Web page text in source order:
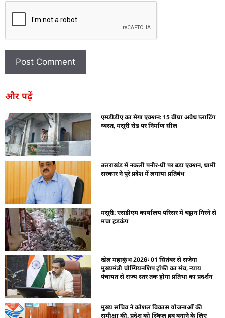
और पढ़ें
एमडीडीए का मेगा एक्शन: 15 बीघा अवैध प्लाटिंग
ध्वस्त, मसूरी रोड पर निर्माण सील
उत्तराखंड में नकली पनीर-घी पर बड़ा एक्शन, धामी
सरकार ने पूरे प्रदेश में लगाया प्रतिबंध
मसूरी: एसडीएम कार्यालय परिसर में चट्टान गिरने से
मचा हड़कंप
खेल महाकुंभ 2026ः 01 सितंबर से सजेगा
मुख्यमंत्री चौम्पियनशिप ट्रॉफी का मंच, न्याय
पंचायत से राज्य स्तर तक होगा प्रतिभा का प्रदर्शन
मुख्य सचिव ने कौशल विकास योजनाओं की
समीक्षा की, प्रदेश को स्किल हब बनाने के लिए